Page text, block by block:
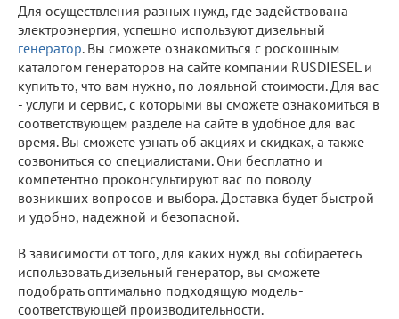
Для осуществления разных нужд, где задействована
электроэнергия, успешно используют дизельный
генератор. Вы сможете ознакомиться с роскошным
каталогом генераторов на сайте компании RUSDIESEL и
купить то, что вам нужно, по лояльной стоимости. Для вас
- услуги и сервис, с которыми вы сможете ознакомиться в
соответствующем разделе на сайте в удобное для вас
время. Вы сможете узнать об акциях и скидках, а также
созвониться со специалистами. Они бесплатно и
компетентно проконсультируют вас по поводу
возникших вопросов и выбора. Доставка будет быстрой
и удобно, надежной и безопасной.
В зависимости от того, для каких нужд вы собираетесь
использовать дизельный генератор, вы сможете
подобрать оптимально подходящую модель -
соответствующей производительности.